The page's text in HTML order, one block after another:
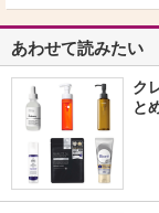
あわせて読みたい
ク
と